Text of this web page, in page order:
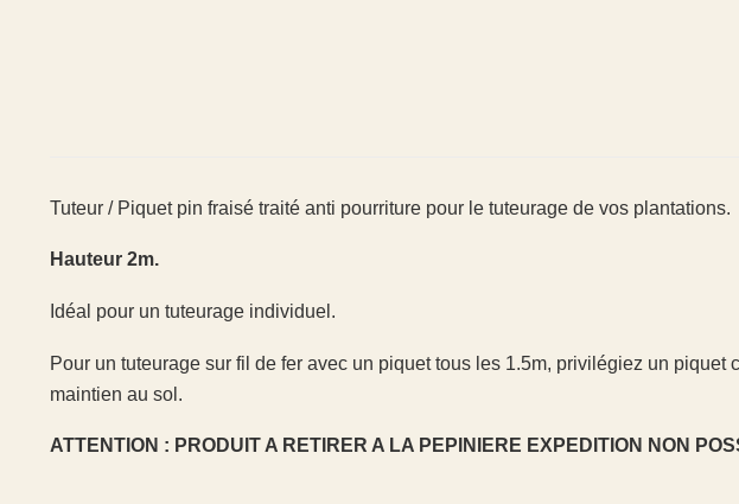
Tuteur / Piquet pin fraisé traité anti pourriture pour le tuteurage de vos plantations.
Hauteur 2m.
Idéal pour un tuteurage individuel.
Pour un tuteurage sur fil de fer avec un piquet tous les 1.5m, privilégiez un
maintien au sol.
ATTENTION : PRODUIT A RETIRER A LA PEPINIERE EXPEDITION NON